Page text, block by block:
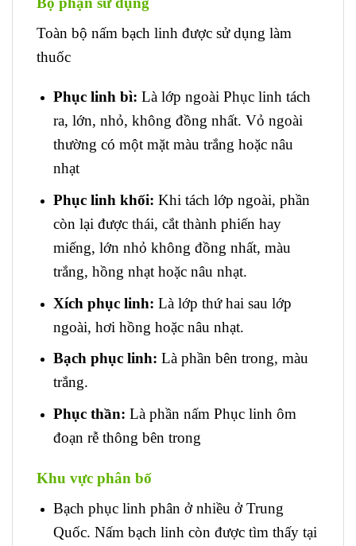
Toàn bộ nấm bạch linh được sử dụng làm
thuốc
Phục linh bì: Là lớp ngoài Phục linh tách
ra, lớn, nhỏ, không đồng nhất. Vỏ ngoài
thường có một mặt màu trắng hoặc nâu
nhạt
Phục linh khối: Khi tách lớp ngoài, phần
còn lại được thái, cắt thành phiến hay
miếng, lớn nhỏ không đồng nhất, màu
trắng, hồng nhạt hoặc nâu nhạt.
Xích phục linh: Là lớp thứ hai sau lớp
ngoài, hơi hồng hoặc nâu nhạt.
Bạch phục linh: Là phần bên trong, màu
trắng.
Phục thần: Là phần nấm Phục linh ôm
đoạn rễ thông bên trong
Khu vực phân bố
Bạch phục linh phân ở nhiều ở Trung
Quốc. Nấm bạch linh còn được tìm thấy tại